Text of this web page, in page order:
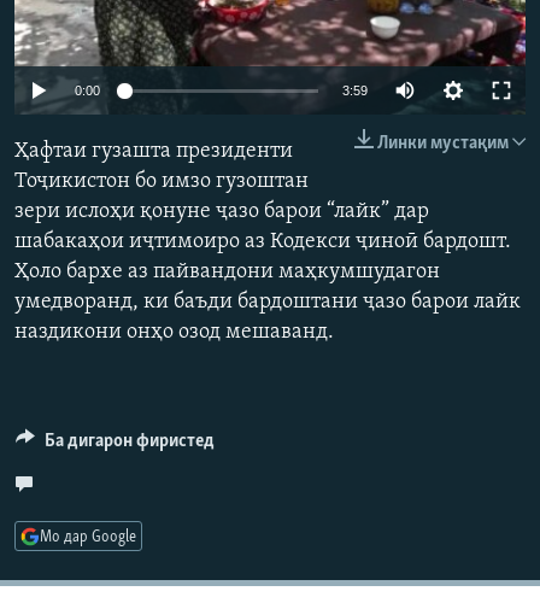
ГУЗОРИШҲОИ РАДИОӢ
Русский
ПАЙГИРӢ КУНЕД
Ҳамаи сомонаҳои RFE/RL
Auto 240p 480p
720p 1080p
0:00 3:59
480p
1080p
Линки мустақим
Ҳафтаи гузашта президенти
Тоҷикистон бо имзо гузоштан
зери ислоҳи қонуне ҷазо барои “лайк” дар
шабакаҳои иҷтимоиро аз Кодекси ҷиноӣ бардошт.
Ҳоло бархе аз пайвандони маҳкумшудагон
умедворанд, ки баъди бардоштани ҷазо барои лайк
наздикони онҳо озод мешаванд.
Ба дигарон фиристед
Мо дар Google